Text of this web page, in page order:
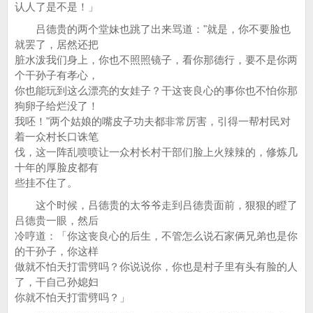
认人了是不是！」
吕德贵的两个堂妹也跳了出来骂道："就是，你不要脸也
就罢了，居然还把
脏水泼我们身上，你也不照照镜子，看你那德行，要不是你两
个干孙子有孝心，
你也能玩到这么漂亮的女娃子？干这丧良心的事你也不怕你那
狗卵子给烂没了！
我呸！"两个姑娘的嘴皮子功夫都非常厉害，引得一帮村民对
着一众村长口诛笔
伐，这一阵乱喷喷让一众村长村干部们脸上火辣辣的，修炼几
十年的厚脸皮都有
些挂不住了。
这个时候，吕德贵的太爷爷走到吕德贵面前，狠狠的瞪了
吕德贵一眼，然后
冷哼道：「你这丧良心的后生，不管怎么说石家俩兄弟也是你
的干孙子，你这样
做就不怕天打雷劈吗？你说说你，你也是村子里有头有脸的人
了，干自己孙媳妇
你就不怕天打雷劈吗？」